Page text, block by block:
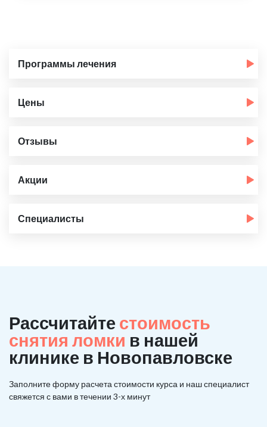
Программы лечения
Цены
Отзывы
Акции
Специалисты
Рассчитайте стоимость
снятия ломки в нашей
клинике в Новопавловске
Заполните форму расчета стоимости курса и наш специалист
свяжется с вами в течении 3-х минут